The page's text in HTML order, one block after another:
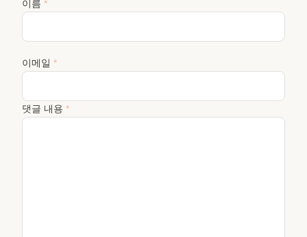
이름 *
이메일 *
댓글 내용 *